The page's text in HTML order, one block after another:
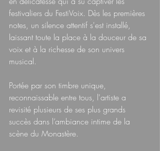
festivaliers du FestiVoix. Dès les premières
notes, un silence attentif s'est installé,
laissant toute la place à la douceur de sa
voix et à la richesse de son univers
musical.
Portée par son timbre unique,
reconnaissable entre tous, l'artiste a
revisité plusieurs de ses plus grands
succès dans l’ambiance intime de la
scène du Monastère.